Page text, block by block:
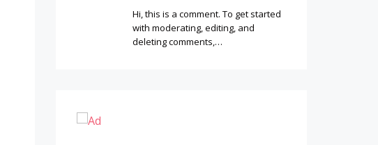
Hi, this is a comment. To get started
with moderating, editing, and
deleting comments,…